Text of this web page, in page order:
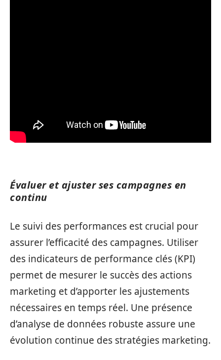
Évaluer et ajuster ses campagnes en
continu
Le suivi des performances est crucial pour
assurer l’efficacité des campagnes. Utiliser
des indicateurs de performance clés (KPI)
permet de mesurer le succès des actions
marketing et d’apporter les ajustements
nécessaires en temps réel. Une présence
d’analyse de données robuste assure une
évolution continue des stratégies marketing.